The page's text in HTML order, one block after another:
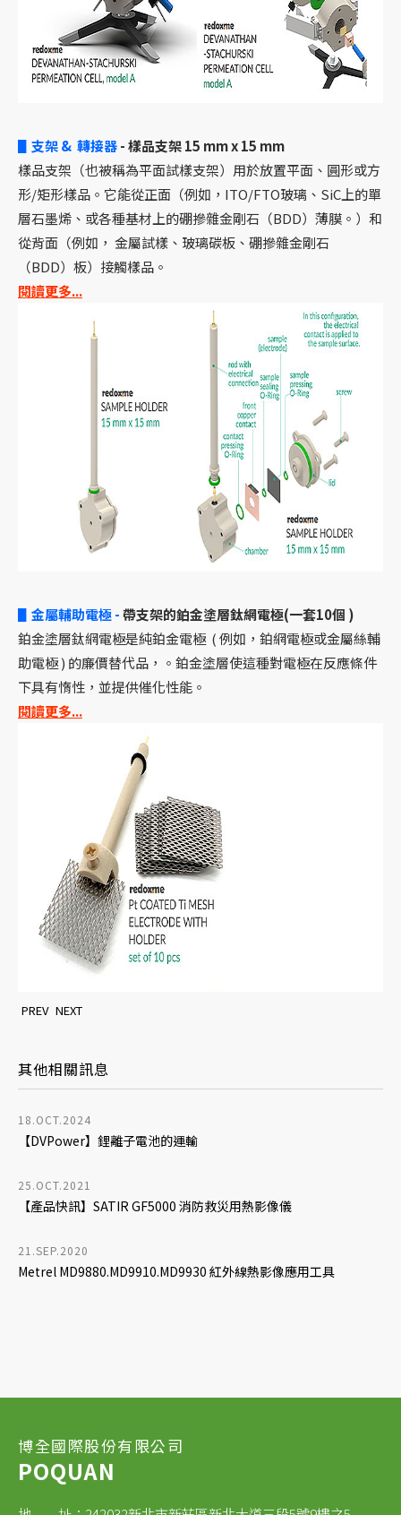
▋支架 & 轉接器- 樣品支架 15 mm x 15 mm
樣品支架（也被稱為平面試樣支架）用於放置平面、圓形或方
形/矩形樣品。它能從正面（例如，ITO/FTO玻璃、SiC上的單
層石墨烯、或各種基材上的硼摻雜金剛石（BDD）薄膜。）和
從背面（例如， 金屬試樣、玻璃碳板、硼摻雜金剛石
（BDD）板）接觸樣品。
閱讀更多...
▋金屬輔助電極 -帶支架的鉑金塗層鈦網電極(一套10個 )
鉑金塗層鈦網電極是純鉑金電極 ( 例如，鉑網電極或金屬絲輔
助電極 ) 的廉價替代品，。鉑金塗層使這種對電極在反應條件
下具有惰性，並提供催化性能。
閱讀更多...
PREV NEXT
其他相關訊息
18.OCT.2024
【DVPower】鋰離子電池的運輸
25.OCT.2021
【產品快訊】SATIR GF5000 消防救災用熱影像儀
21.SEP.2020
Metrel MD9880.MD9910.MD9930 紅外線熱影像應用工具
博全國際股份有限公司
POQUAN